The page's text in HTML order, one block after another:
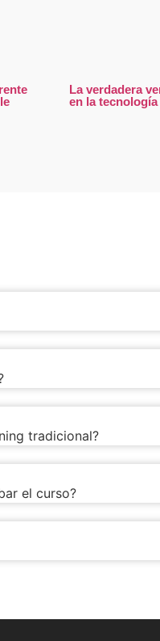
La verdadera
en la tecnología
tradicional?
el curso?